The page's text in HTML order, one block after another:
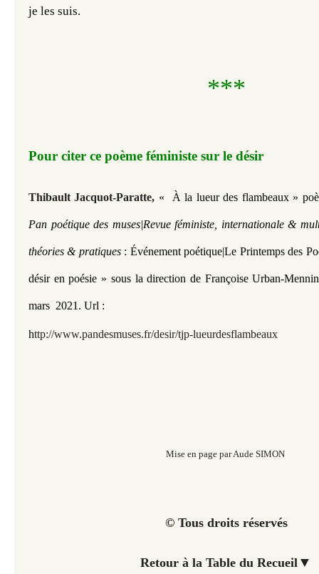
je les suis.
***
Pour citer ce poème féministe sur le désir
Thibault Jacquot-Paratte, « À la lueur des flambeaux »
Pan poétique des muses|Revue féministe, internationale &
théories & pratiques : Événement poétique|Le Printemps des
désir en poésie » sous la direction de Françoise Urban-
mars 2021. Url :
http://www.pandesmuses.fr/desir/tjp-lueurdesflambeaux
Mise en page par Aude SIMON
© Tous droits réservés
Retour à la Table du Recueil ▼